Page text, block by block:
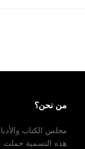
من نحن؟
مجلس الكتاب
هذه التسمية حملت